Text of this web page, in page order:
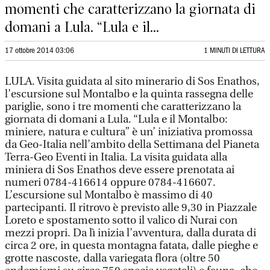
momenti che caratterizzano la giornata di
domani a Lula. “Lula e il...
17 ottobre 2014 03:06 1 MINUTI DI LETTURA
LULA. Visita guidata al sito minerario di Sos Enathos,
l’escursione sul Montalbo e la quinta rassegna delle
pariglie, sono i tre momenti che caratterizzano la
giornata di domani a Lula. “Lula e il Montalbo:
miniere, natura e cultura” è un’ iniziativa promossa
da Geo-Italia nell’ambito della Settimana del Pianeta
Terra-Geo Eventi in Italia. La visita guidata alla
miniera di Sos Enathos deve essere prenotata ai
numeri 0784-416614 oppure 0784-416607.
L’escursione sul Montalbo è massimo di 40
partecipanti. Il ritrovo è previsto alle 9,30 in Piazzale
Loreto e spostamento sotto il valico di Nurai con
mezzi propri. Da lì inizia l’avventura, dalla durata di
circa 2 ore, in questa montagna fatata, dalle pieghe e
grotte nascoste, dalla variegata flora (oltre 50